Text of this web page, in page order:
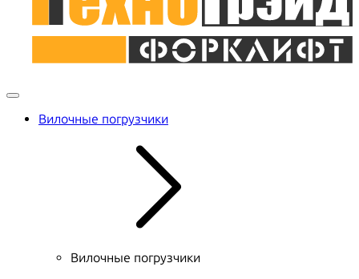
Вилочные погрузчики
Вилочные погрузчики